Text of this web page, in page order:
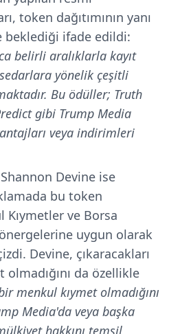
token dağıtımının yanı
beklediği ifade edildi:
belirli aralıklarla kayıt
yönelik çeşitli
Bu ödüller; Truth
gibi Trump Media
veya indirimleri
Devine ise
bu token
Kıymetler ve Borsa
uygun olarak
Devine, çıkaracakları
da özellikle
menkul kıymet olmadığını
Media'da veya başka
hakkını temsil